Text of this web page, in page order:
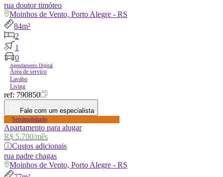
rua doutor timóteo
Moinhos de Vento, Porto Alegre - RS
84m²
2
1
0
Agendamento Digital
Área de serviço
Lavabo
Living
ref: 790850
Fale com um especialista
Semimobiliado
Apartamento para alugar
R$ 5.700/mês
ⓘCustos adicionais
rua padre chagas
Moinhos de Vento, Porto Alegre - RS